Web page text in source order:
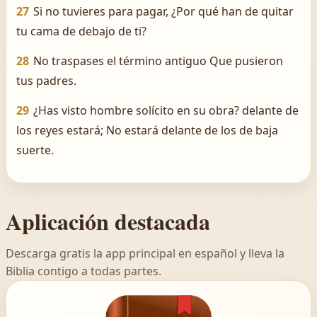
27 Si no tuvieres para pagar, ¿Por qué han de quitar
tu cama de debajo de ti?
28 No traspases el término antiguo Que pusieron
tus padres.
29 ¿Has visto hombre solícito en su obra? delante de
los reyes estará; No estará delante de los de baja
suerte.
Aplicación destacada
Descarga gratis la app principal en español y lleva la
Biblia contigo a todas partes.